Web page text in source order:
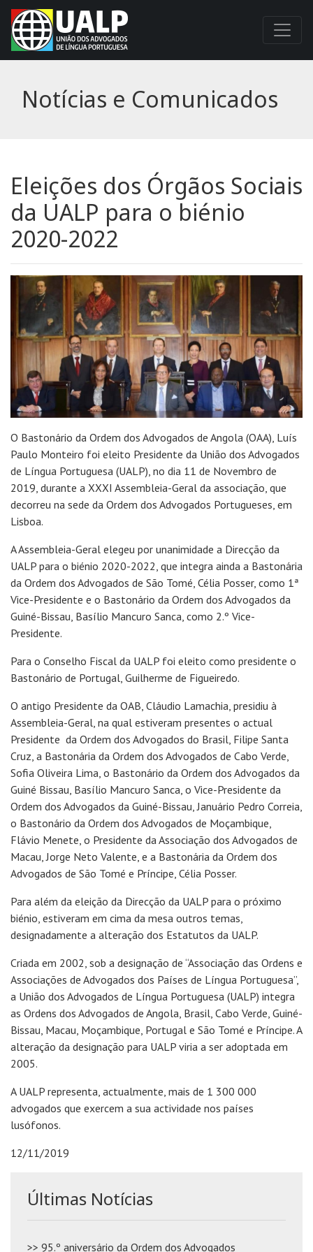
Notícias e Comunicados
Eleições dos Órgãos Sociais
da UALP para o biénio
2020-2022
O Bastonário da Ordem dos Advogados de Angola (OAA), Luís
Paulo Monteiro foi eleito Presidente da União dos Advogados
de Língua Portuguesa (UALP), no dia 11 de Novembro de
2019, durante a XXXI Assembleia-Geral da associação, que
decorreu na sede da Ordem dos Advogados Portugueses, em
Lisboa.
A Assembleia-Geral elegeu por unanimidade a Direcção da
UALP para o biénio 2020-2022, que integra ainda a Bastonária
da Ordem dos Advogados de São Tomé, Célia Posser, como 1ª
Vice-Presidente e o Bastonário da Ordem dos Advogados da
Guiné-Bissau, Basílio Mancuro Sanca, como 2.º Vice-
Presidente.
Para o Conselho Fiscal da UALP foi eleito como presidente o
Bastonário de Portugal, Guilherme de Figueiredo.
O antigo Presidente da OAB, Cláudio Lamachia, presidiu à
Assembleia-Geral, na qual estiveram presentes o actual
Presidente da Ordem dos Advogados do Brasil, Filipe Santa
Cruz, a Bastonária da Ordem dos Advogados de Cabo Verde,
Sofia Oliveira Lima, o Bastonário da Ordem dos Advogados da
Guiné Bissau, Basílio Mancuro Sanca, o Vice-Presidente da
Ordem dos Advogados da Guiné-Bissau, Januário Pedro Correia,
o Bastonário da Ordem dos Advogados de Moçambique,
Flávio Menete, o Presidente da Associação dos Advogados de
Macau, Jorge Neto Valente, e a Bastonária da Ordem dos
Advogados de São Tomé e Príncipe, Célia Posser.
Para além da eleição da Direcção da UALP para o próximo
biénio, estiveram em cima da mesa outros temas,
designadamente a alteração dos Estatutos da UALP.
Criada em 2002, sob a designação de “Associação das Ordens e
Associações de Advogados dos Países de Língua Portuguesa”,
a União dos Advogados de Língua Portuguesa (UALP) integra
as Ordens dos Advogados de Angola, Brasil, Cabo Verde, Guiné-
Bissau, Macau, Moçambique, Portugal e São Tomé e Príncipe. A
alteração da designação para UALP viria a ser adoptada em
2005.
A UALP representa, actualmente, mais de 1 300 000
advogados que exercem a sua actividade nos países
lusófonos.
12/11/2019
Últimas Notícias
>> 95.º aniversário da Ordem dos Advogados